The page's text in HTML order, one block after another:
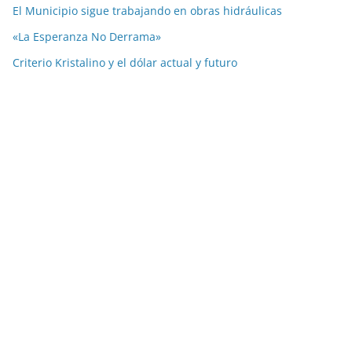
El Municipio sigue trabajando en obras hidráulicas
«La Esperanza No Derrama»
Criterio Kristalino y el dólar actual y futuro